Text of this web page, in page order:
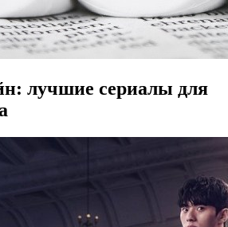
лучшие сериалы для